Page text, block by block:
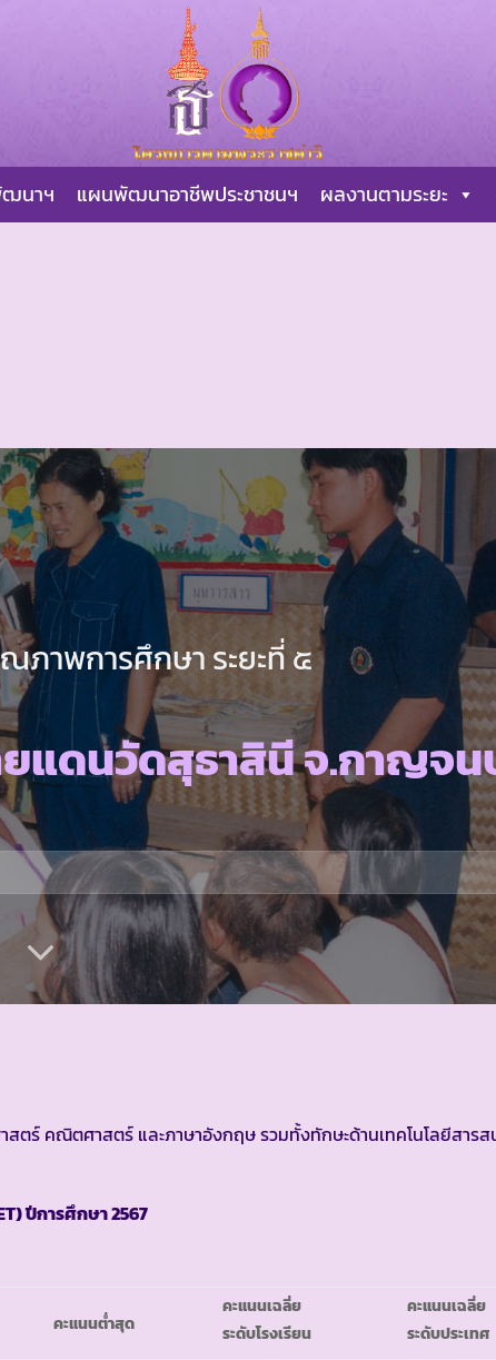
นาฯ แผนพัฒนาอาชีพประชาชนฯ ผลงานตามระยะ
ภาพการศึกษา ระยะที่ ๕
ยแดนวัดสุธาสินี จ.กาญจ
ตร์ คณิตศาสตร์ และภาษาอังกฤษ รวมทั้งทักษะด้านเทคโนโลยีสาร
ปีการศึกษา 2567
คะแนนต่ำสุด
คะแนนเฉลี่ย
ระดับโรงเรียน
คะแนนเฉลี่ย
ระดับประเทศ